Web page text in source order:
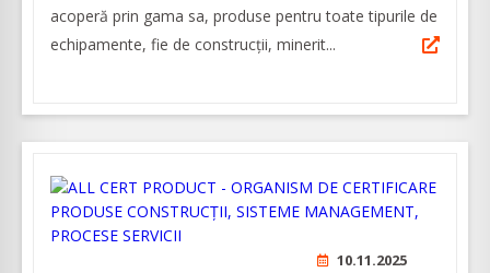
acoperă prin gama sa, produse pentru toate tipurile de
echipamente, fie de construcţii, minerit...
10.11.2025